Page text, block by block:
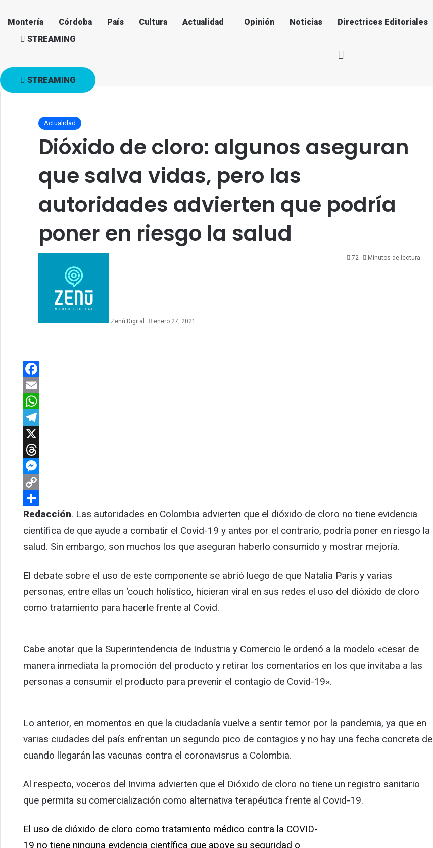
Montería Córdoba País Cultura Actualidad Opinión Noticias
Directrices Editoriales
STREAMING
STREAMING
Actualidad
Dióxido de cloro: algunos aseguran
que salva vidas, pero las
autoridades advierten que podría
poner en riesgo la salud
Zenú Digital enero 27, 2021
72 Minutos de lectura
Facebook
Email
WhatsApp
Telegram
X
Threads
Messenger
Copy
Link
Compartir
Redacción. Las autoridades en Colombia advierten que el dióxido de cloro no tiene evidencia
científica de que ayude a combatir el Covid-19 y antes por el contrario, podría poner en riesgo la
salud. Sin embargo, son muchos los que aseguran haberlo consumido y mostrar mejoría.
El debate sobre el uso de este componente se abrió luego de que Natalia Paris y varias
personas, entre ellas un ‘couch holístico, hicieran viral en sus redes el uso del dióxido de cloro
como tratamiento para hacerle frente al Covid.
Cabe anotar que la Superintendencia de Industria y Comercio le ordenó a la modelo «cesar de
manera inmediata la promoción del producto y retirar los comentarios en los que invitaba a las
personas a consumir el producto para prevenir el contagio de Covid-19».
Lo anterior, en momentos en que la ciudadanía vuelve a sentir temor por la pandemia, ya que en
varias ciudades del país enfrentan un segundo pico de contagios y no hay una fecha concreta de
cuando llegarán las vacunas contra el coronavisrus a Colombia.
Al respecto, voceros del Invima advierten que el Dióxido de cloro no tiene un registro sanitario
que permita su comercialización como alternativa terapéutica frente al Covid-19.
El uso de dióxido de cloro como tratamiento médico contra la COVID-
19 no tiene ninguna evidencia científica que apoye su seguridad o